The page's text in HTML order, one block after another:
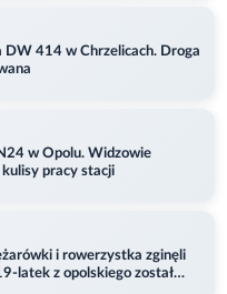
DW 414 w Chrzelicach. Droga
w Opolu. Widzowie
kulisy pracy stacji
i rowerzystka zginęli
latek z opolskiego został